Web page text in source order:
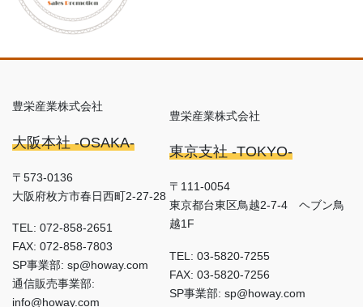
豊栄産業株式会社
大阪本社 -OSAKA-
〒573-0136
大阪府枚方市春日西町2-27-28
TEL: 072-858-2651
FAX: 072-858-7803
SP事業部: sp@howay.com
通信販売事業部:
info@howay.com
豊栄産業株式会社
東京支社 -TOKYO-
〒111-0054
東京都台東区鳥越2-7-4 ヘブン鳥
越1F
TEL: 03-5820-7255
FAX: 03-5820-7256
SP事業部: sp@howay.com